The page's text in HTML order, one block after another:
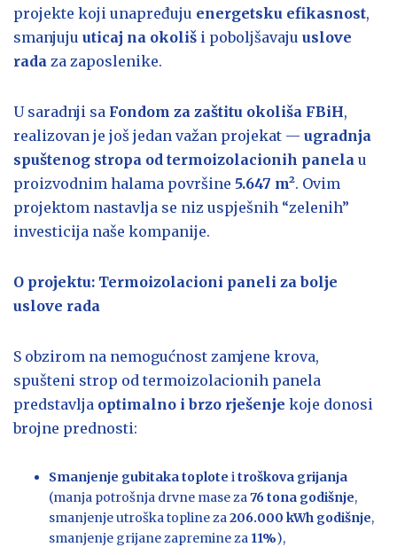
projekte koji unapređuju energetsku efikasnost,
smanjuju uticaj na okoliš i poboljšavaju uslove
rada za zaposlenike.
U saradnji sa Fondom za zaštitu okoliša FBiH,
realizovan je još jedan važan projekat — ugradnja
spuštenog stropa od termoizolacionih panela u
proizvodnim halama površine 5.647 m². Ovim
projektom nastavlja se niz uspješnih “zelenih”
investicija naše kompanije.
O projektu: Termoizolacioni paneli za bolje
uslove rada
S obzirom na nemogućnost zamjene krova,
spušteni strop od termoizolacionih panela
predstavlja optimalno i brzo rješenje koje donosi
brojne prednosti:
Smanjenje gubitaka toplote itroškova grijanja
(manja potrošnja drvne mase za76 tona godišnje,
smanjenje utroška topline za206.000 kWh godišnje,
smanjenje grijane zapremine za 11%),